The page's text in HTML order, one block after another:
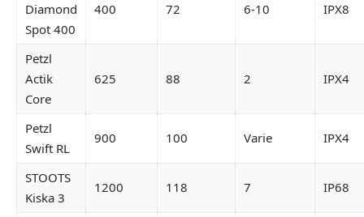
Diamond
Spot 400
400 72 6-10 IPX8
Petzl
Actik
Core
625 88 2 IPX4
Petzl
Swift RL
900 100 Varie IPX4
STOOTS
Kiska 3
1200 118 7 IP68